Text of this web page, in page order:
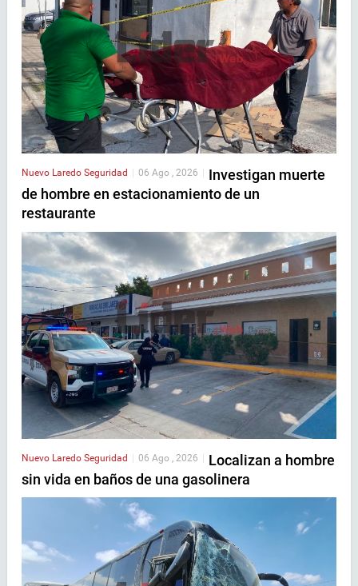
Nuevo Laredo Seguridad 06 Ago , 2026
Investigan muerte
de hombre en estacionamiento de un
restaurante
Nuevo Laredo Seguridad | 06 Ago , 2026 | Localizan a hombre
sin vida en baños de una gasolinera